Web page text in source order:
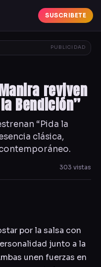
SUSCRIBETE
PUBLICIDAD
reviven
Bendición”
“Pida la
clásica,
303 vistas
por la salsa con
junto a la
unen fuerzas en